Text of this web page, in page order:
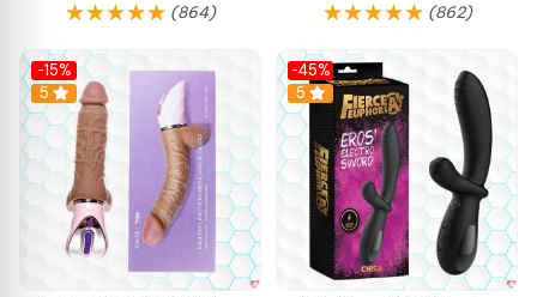
(864) (862)
-15%
5
-45%
5